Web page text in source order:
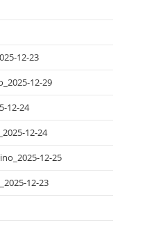
12-23
12-29
12-24
12-24
12-25
12-23